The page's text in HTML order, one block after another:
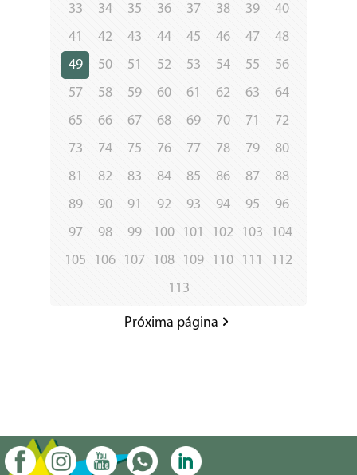
33
34 35 36 37 38 39
40
41
42 43 44 45 46 47
48
49
50 51 52 53 54 55
56
57
58 59 60 61 62 63
64
65
66 67 68 69 70 71
72
73
74 75 76 77 78 79
80
81
82 83 84 85 86 87
88
89
90 91 92 93 94 95
96
97
98 99 100 101 102 103
104
105
106 107 108 109 110 111
112
113
Próxima página